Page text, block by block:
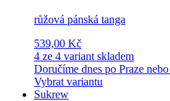
růžová pánská tanga
539,00 Kč
4 ze 4 variant skladem
Doručíme dnes po Praze
Vybrat variantu
Sukrew